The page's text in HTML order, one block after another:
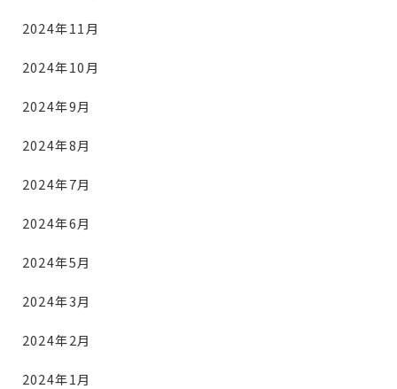
2024年11月
2024年10月
2024年9月
2024年8月
2024年7月
2024年6月
2024年5月
2024年3月
2024年2月
2024年1月